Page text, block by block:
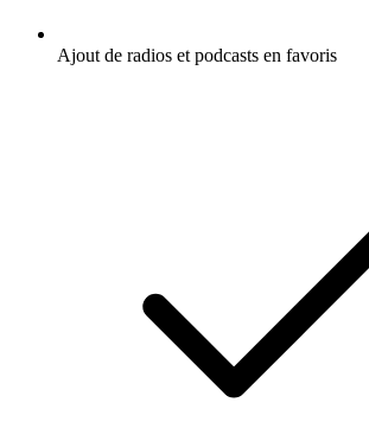
Ajout de radios et podcasts en favoris